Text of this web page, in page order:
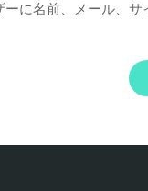
に名前、メール、サ